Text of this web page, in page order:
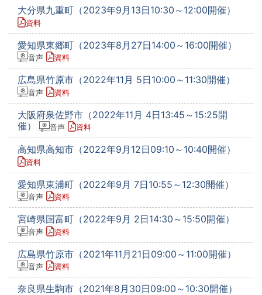
大分県九重町（2023年9月13日10:30～12:00開催）
資料
愛知県東郷町（2023年8月27日14:00～16:00開催）
音声 資料
広島県竹原市（2022年11月 5日10:00～11:30開催）
音声 資料
大阪府泉佐野市（2022年11月 4日13:45～15:25開
催）
音声 資料
高知県高知市（2022年9月12日09:10～10:40開催）
資料
愛知県東浦町（2022年9月 7日10:55～12:30開催）
音声 資料
宮崎県国富町（2022年9月 2日14:30～15:50開催）
音声 資料
広島県竹原市（2021年11月21日09:00～11:00開催）
音声 資料
奈良県生駒市（2021年8月30日09:00～10:30開催）